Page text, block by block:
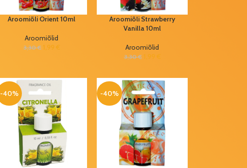
Aroomiõli Orient 10ml
Aroomiõlid
3,30€ 1,99 €
Aroomiõli Strawberry
Vanilla 10ml
Aroomiõlid
3,30€ 1,99 €
-40% -40%